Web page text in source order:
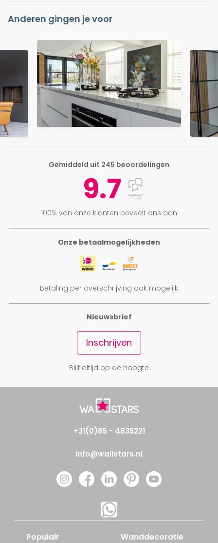
Anderen gingen je voor
Onze betaalmogelijkheden
Betaling per overschrijving ook mogelijk
Gemiddeld uit 245 beoordelingen
9.7
100% van onze klanten beveelt ons aan
Nieuwsbrief
Inschrijven
Blijf altijd op de hoogte
+31(0)85 - 4835221
info@wallstars.nl
Populair Wanddecoratie